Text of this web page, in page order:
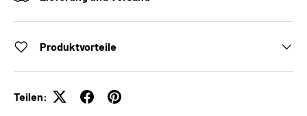
Produktvorteile
Teilen: